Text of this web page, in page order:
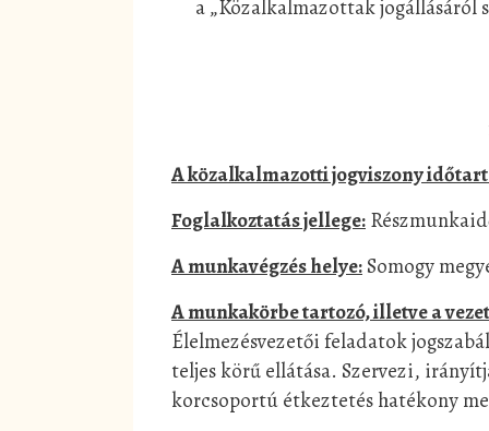
a „Közalkalmazottak jogállásáról
A közalkalmazotti jogviszony
Foglalkoztatás jellege:
A munkavégzés helye: Somogy
A munkakörbe tartozó, illetve a
Élelmezésvezetői feladatok
teljes körű ellátása. Szervezi,
korcsoportú étkeztetés hatékony